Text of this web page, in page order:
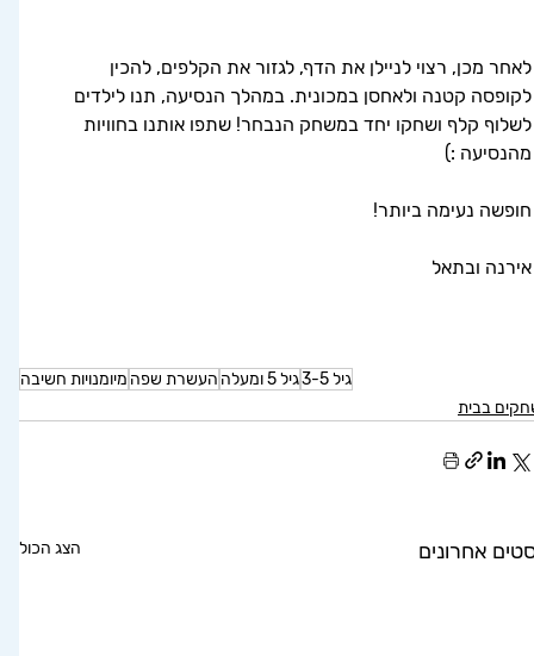
לאחר מכן, רצוי לניילן את הדף, לגזור את הקלפים, להכין
לקופסה קטנה ולאחסן במכונית. במהלך הנסיעה, תנו לילדים
לשלוף קלף ושחקו יחד במשחק הנבחר! שתפו אותנו בחוויות
מהנסיעה :)
חופשה נעימה ביותר!
אירנה ובתאל
גיל 3-5 גיל 5 ומעלה העשרת שפה מיומנויות חשיבה
בבית
אחרונים הצג הכול